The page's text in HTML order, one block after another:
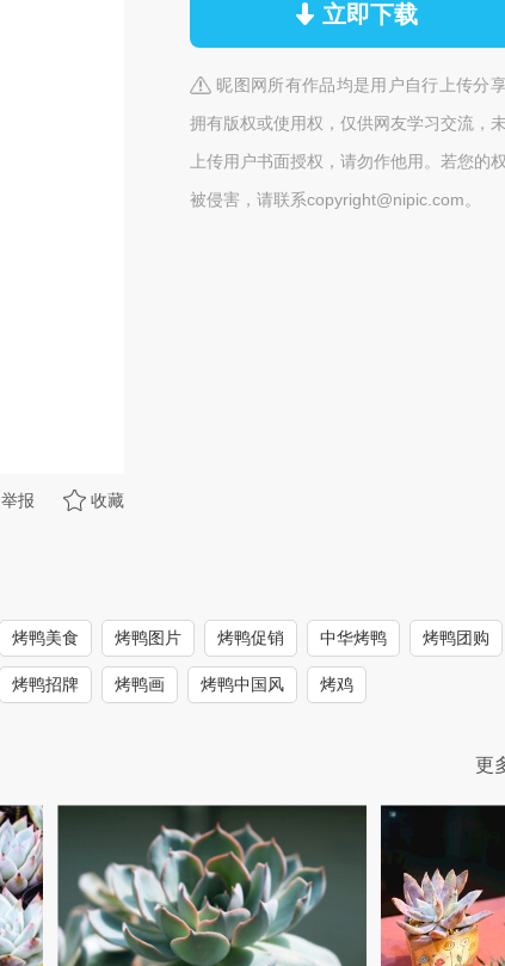
举报 收藏
立即下载
昵图网所有作品均是用户自行上传分
拥有版权或使用权，仅供网友学习交流，
上传用户书面授权，请勿作他用。若您的
被侵害，请联系copyright@nipic.com。
烤鸭美食 烤鸭图片 烤鸭促销 中华烤鸭 烤鸭团购
烤鸭招牌 烤鸭画 烤鸭中国风 烤鸡
更